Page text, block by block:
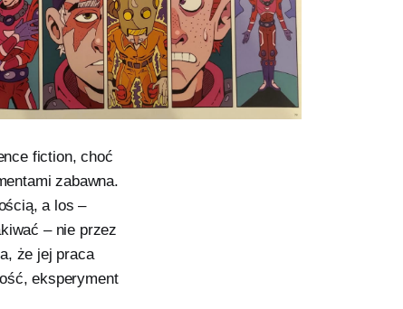
fiction, choć
zabawna.
a los –
– nie przez
że jej praca
eksperyment